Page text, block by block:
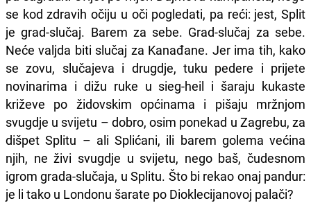
se kod zdravih očiju u oči pogledati, pa reći: jest, Split
je grad-slučaj. Barem za sebe. Grad-slučaj za sebe.
Neće valjda biti slučaj za Kanađane. Jer ima tih, kako
se zovu, slučajeva i drugdje, tuku pedere i prijete
novinarima i dižu ruke u sieg-heil i šaraju kukaste
križeve po židovskim općinama i pišaju mržnjom
svugdje u svijetu – dobro, osim ponekad u Zagrebu, za
dišpet Splitu – ali Splićani, ili barem golema većina
njih, ne živi svugdje u svijetu, nego baš, čudesnom
igrom grada-slučaja, u Splitu. Što bi rekao onaj pandur:
je li tako u Londonu šarate po Dioklecijanovoj palači?